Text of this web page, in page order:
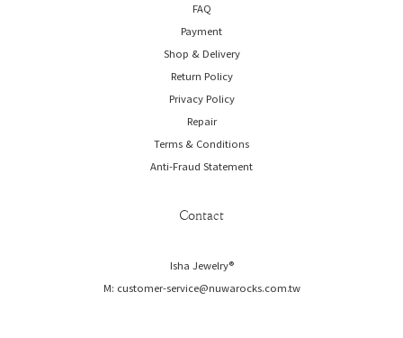
FAQ
Payment
Shop & Delivery
Return Policy
Privacy Policy
Repair
Terms & Conditions
Anti-Fraud Statement
Contact
Isha Jewelry®️
M: customer-service@nuwarocks.com.tw